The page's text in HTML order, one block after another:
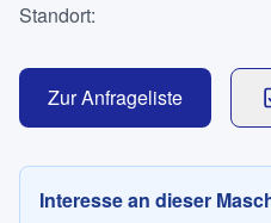
Deutsch English
Standort:
Zur Anfrageliste
Interesse an dieser